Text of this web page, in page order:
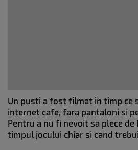
Un pusti a fost filmat in timp ce
internet cafe, fara pantaloni si
Pentru a nu fi nevoit sa plece
timpul jocului chiar si cand